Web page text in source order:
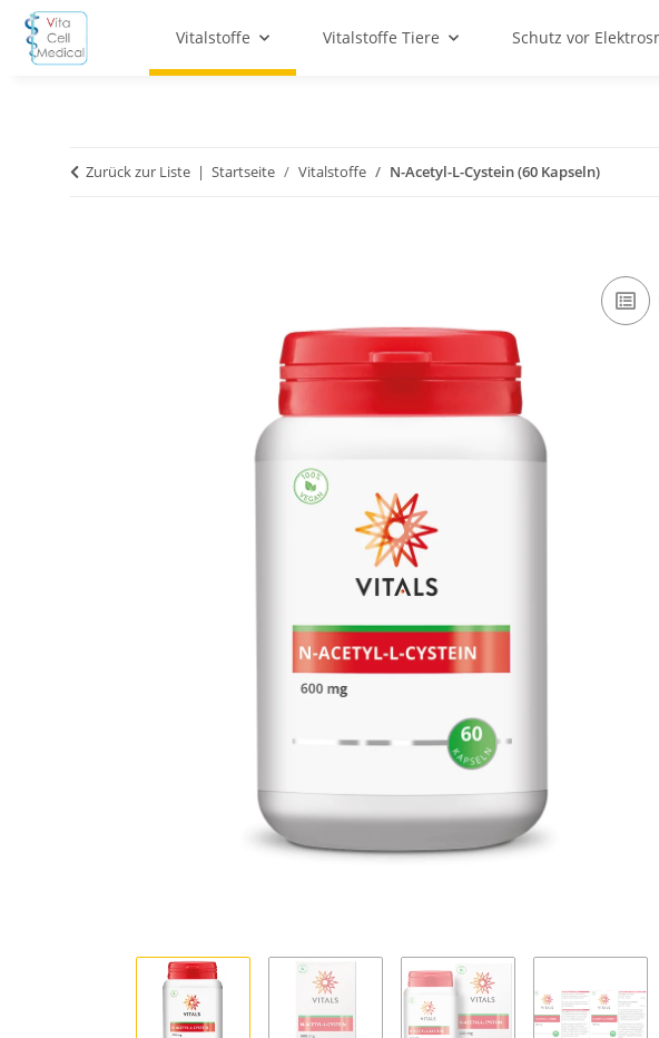
Vitalstoffe Vitalstoffe Tiere Schutz vor
Zurück zur Liste Startseite Vitalstoffe N-Acetyl-L-Cystein (60 Kapseln)